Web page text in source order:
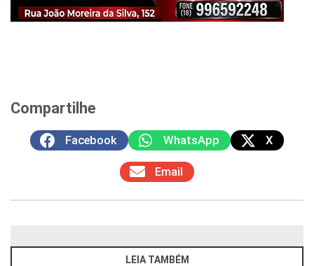
Compartilhe
Facebook WhatsApp X
Email
LEIA TAMBÉM